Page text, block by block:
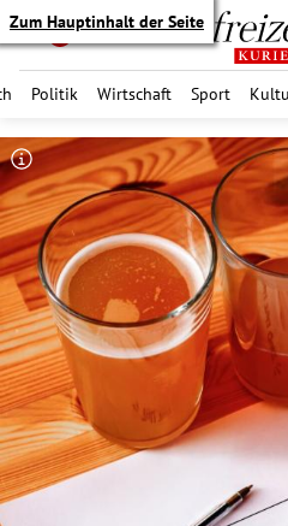
Zum Hauptinhalt der Seite
Politik Wirtschaft Sport
Untermenü